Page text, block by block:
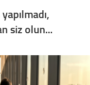
siz olun...